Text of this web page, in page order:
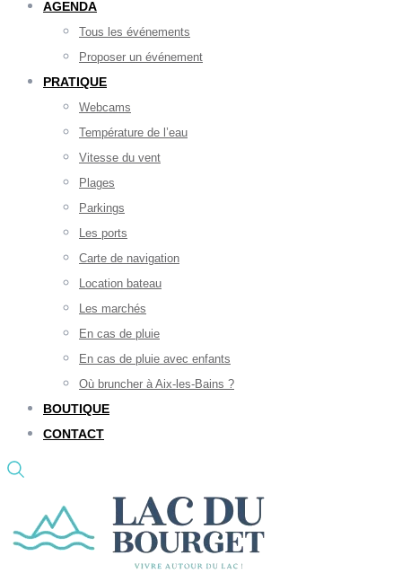
AGENDA
Tous les événements
Proposer un événement
PRATIQUE
Webcams
Température de l’eau
Vitesse du vent
Plages
Parkings
Les ports
Carte de navigation
Location bateau
Les marchés
En cas de pluie
En cas de pluie avec enfants
Où bruncher à Aix-les-Bains ?
BOUTIQUE
CONTACT